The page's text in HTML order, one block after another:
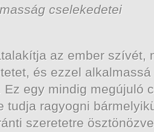
cselekedetei
az ember szívét,
és ezzel
Ez egy mindig megújuló
tudja ragyogni
szeretetre